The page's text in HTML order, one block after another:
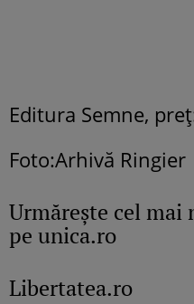
Editura Semne,
Foto:Arhivă Ringier
Urmăreşte cel mai
pe unica.ro
Libertatea.ro